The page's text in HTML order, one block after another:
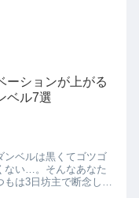
ーションが上がる
ベル7選
ンベルは黒くてゴツゴ
ない…。そんなあなた
もは3日坊主で断念して